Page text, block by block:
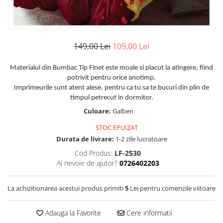
Cearceaf cu elastic
Cearceaf normal
Cearceaf normal
Bumbac Satinat 3D
Cearceaf cu elastic 4 piese
Cearceaf normal 4 piese
Bumbac Tip Damasc
Cearceaf normal 4 piese
Cearceaf cu elastic 4 piese
Cearceaf normal 6 piese
Cearceaf cu elastic 6 piese
Lenjerii De Pat Cocolino
Cearceaf normal 4 piese
Persoana
Bumbac Tip Finet 5D In Relief - 1
Cearceaf cu elastic 4 piese
Cearceaf normal 4 piese
Set Lenjerie + Draperii 1 Persoana
Lenjerii Bumbac 100% - 1 Persoana
Paturi Cocolino Pentru Copii
Huse De Pat Damasc
Huse De Pat Damasc - 140x200cm
Huse De Pat Damasc - 180x200cm
Cearceaf Pat + Fețe De Pernă
Huse De Pat Catifea / Topper
Huse De Pat Catifea / Topper -
Huse De Pat Catifea / Topper -
Huse De Pat Catifea / Topper -
Huse De Pat Cocolino
Huse De Pat Cocolino Tricotate
Huse De Pat Tricotate 140x200cm
149,00 Lei 109,00 Lei
Materialul din Bumbac Tip Finet este moale si placut la atingere, fiind
potrivit pentru orice anotimp.
Imprimeurile sunt atent alese, pentru ca tu sa te bucuri din plin de
timpul petrecut in dormitor.
Culoare: Galben
STOC EPUIZAT
Durata de livrare: 1-2 zile lucratoare
Cod Produs: LF-2530
Ai nevoie de ajutor? 0726402203
La achizitionarea acestui produs primiti5 Lei pentru comenzile viitoare
Adauga la Favorite Cere informatii